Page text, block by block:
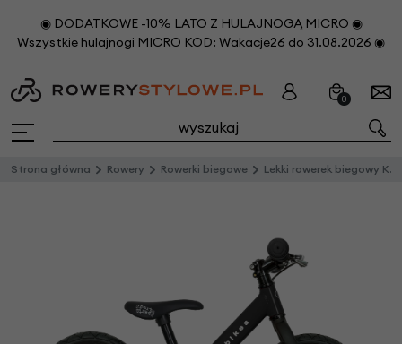
◉ DODATKOWE -10% LATO Z HULAJNOGĄ MICRO ◉
Wszystkie hulajnogi MICRO KOD: Wakacje26 do 31.08.2026 ◉
0
Strona główna Rowery Rowerki biegowe Lekki rowerek biegowy KUbikes 12"